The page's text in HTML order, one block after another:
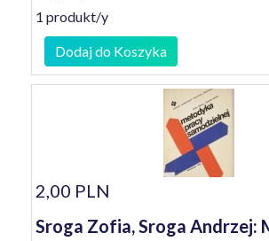
1 produkt/y
Dodaj do Koszyka
2,00 PLN
Sroga Zofia, Sroga Andrzej: